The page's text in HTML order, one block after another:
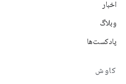
اخبار
وبلاگ
پادکست‌ها
کاوش